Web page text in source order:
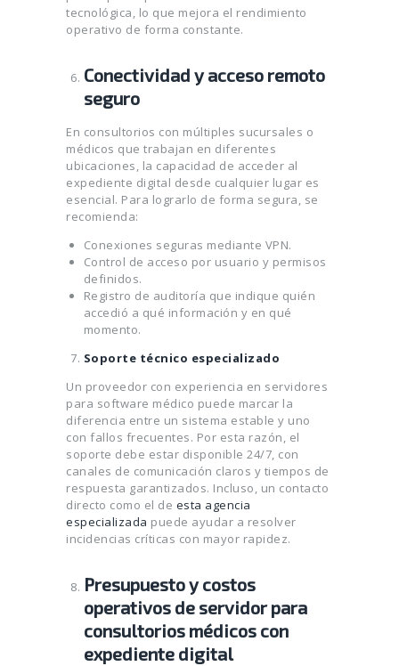
tecnológica, lo que mejora el rendimiento
operativo de forma constante.
Conectividad y acceso remoto
seguro
En consultorios con múltiples sucursales o
médicos que trabajan en diferentes
ubicaciones, la capacidad de acceder al
expediente digital desde cualquier lugar es
esencial. Para lograrlo de forma segura, se
recomienda:
Conexiones seguras mediante VPN.
Control de acceso por usuario y permisos
definidos.
Registro de auditoría que indique quién
accedió a qué información y en qué
momento.
Soporte técnico especializado
Un proveedor con experiencia en servidores
para software médico puede marcar la
diferencia entre un sistema estable y uno
con fallos frecuentes. Por esta razón, el
soporte debe estar disponible 24/7, con
canales de comunicación claros y tiempos de
respuesta garantizados. Incluso, un contacto
directo como el de esta agencia
especializada puede ayudar a resolver
incidencias críticas con mayor rapidez.
Presupuesto y costos
operativos de servidor para
consultorios médicos con
expediente digital